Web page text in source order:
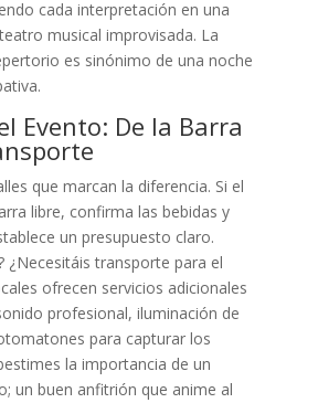
cada interpretación en una
musical improvisada. La
es sinónimo de una noche
Evento: De la Barra
que marcan la diferencia. Si el
libre, confirma las bebidas y
un presupuesto claro.
¿Necesitáis transporte para el
ofrecen servicios adicionales
profesional, iluminación de
para capturar los
la importancia de un
un buen anfitrión que anime al